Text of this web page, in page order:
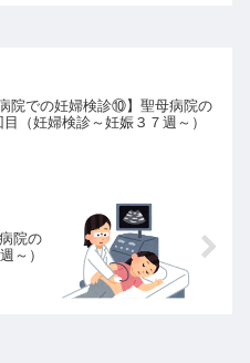
病院での妊婦検診⑩】聖母病院の
（妊婦検診～妊娠３７週～）
院の
～）